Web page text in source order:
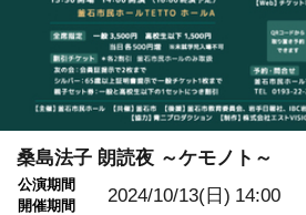
桑島法子 朗読夜 ～ケモノト～
公演期間
開催期間
2024/10/13(日) 14:00